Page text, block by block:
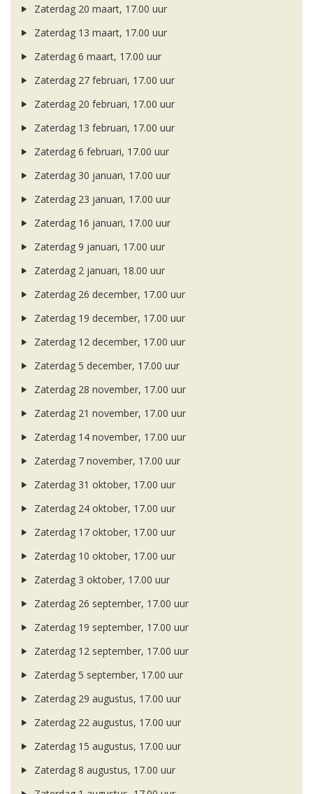
Zaterdag 20 maart, 17.00 uur
Zaterdag 13 maart, 17.00 uur
Zaterdag 6 maart, 17.00 uur
Zaterdag 27 februari, 17.00 uur
Zaterdag 20 februari, 17.00 uur
Zaterdag 13 februari, 17.00 uur
Zaterdag 6 februari, 17.00 uur
Zaterdag 30 januari, 17.00 uur
Zaterdag 23 januari, 17.00 uur
Zaterdag 16 januari, 17.00 uur
Zaterdag 9 januari, 17.00 uur
Zaterdag 2 januari, 18.00 uur
Zaterdag 26 december, 17.00 uur
Zaterdag 19 december, 17.00 uur
Zaterdag 12 december, 17.00 uur
Zaterdag 5 december, 17.00 uur
Zaterdag 28 november, 17.00 uur
Zaterdag 21 november, 17.00 uur
Zaterdag 14 november, 17.00 uur
Zaterdag 7 november, 17.00 uur
Zaterdag 31 oktober, 17.00 uur
Zaterdag 24 oktober, 17.00 uur
Zaterdag 17 oktober, 17.00 uur
Zaterdag 10 oktober, 17.00 uur
Zaterdag 3 oktober, 17.00 uur
Zaterdag 26 september, 17.00 uur
Zaterdag 19 september, 17.00 uur
Zaterdag 12 september, 17.00 uur
Zaterdag 5 september, 17.00 uur
Zaterdag 29 augustus, 17.00 uur
Zaterdag 22 augustus, 17.00 uur
Zaterdag 15 augustus, 17.00 uur
Zaterdag 8 augustus, 17.00 uur